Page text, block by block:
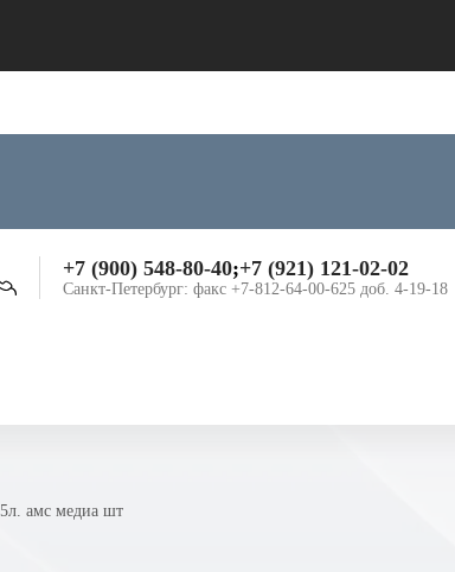
+7 (900) 548-80-40;+7 (921) 121-02-02
Санкт-Петербург: факс +7-812-64-00-625 доб. 4-19-18
амс медиа шт